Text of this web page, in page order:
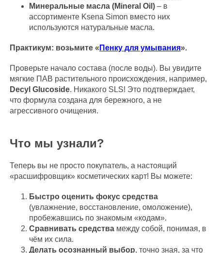
Минеральные масла (Mineral Oil) – в
ассортименте Ksena Simon вместо них
используются натуральные масла.
Практикум: возьмите « Пенку для умывания».
Проверьте начало состава (после воды). Вы увидите
мягкие ПАВ растительного происхождения, например,
Decyl Glucoside. Никакого SLS! Это подтверждает,
что формула создана для бережного, а не
агрессивного очищения.
Что мы узнали?
Теперь вы не просто покупатель, а настоящий
«расшифровщик» косметических карт! Вы можете:
Быстро оценить фокус средства
(увлажнение, восстановление, омоложение),
пробежавшись по знакомым «кодам».
Сравнивать средства между собой, понимая, в
чём их сила.
Делать осознанный выбор, точно зная, за что